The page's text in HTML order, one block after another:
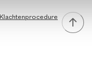
Klachtenprocedure